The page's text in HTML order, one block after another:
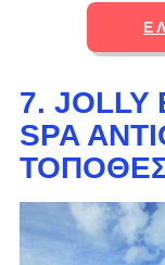
7. JOLLY
SPA